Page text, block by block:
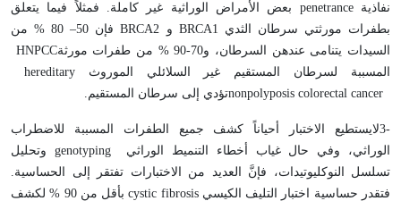
نفاذية penetrance بعض الأمراض الوراثية غير كاملة. فمثلاً فيما يتعلق
بطفرات مورثتي سرطان الثدي BRCA1 و BRCA2
فإن 50– 80 % من
السيدات يتنامى عندهن السرطان، و70-90 % من طفرات مورثة
HNPCC
المسببة لسرطان المستقيم غير السلائلي الموروثhereditary
nonpolyposis colorectal cancerتؤدي إلى سرطان المستقيم.
3-لايستطيع الاختبار أحياناً كشف جميع الطفرات المسببة للاضطراب
الوراثي، وفي حال غياب أخطاء التنميط الوراثي
genotyping وتحليل
تسلسل النوكليوتيدات، فإنَّ العديد من الاختبارات تفتقر إلى الحساسية.
فتقدر حساسية اختبار التليف الكيسي cystic fibrosis
بأقل من 90 % لكشف